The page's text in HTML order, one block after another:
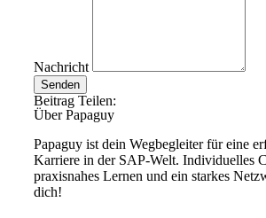
Nachricht
Senden
Beitrag Teilen:
Über Papaguy
Papaguy ist dein Wegbegleiter für eine
Karriere in der SAP-Welt. Individuelles
praxisnahes Lernen und ein starkes
dich!